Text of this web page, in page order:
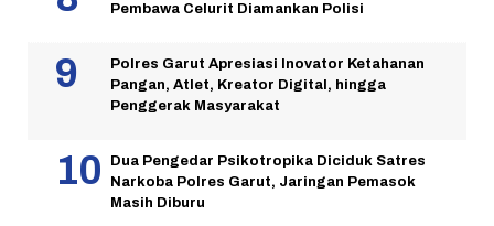
Pembawa Celurit Diamankan Polisi
Polres Garut Apresiasi Inovator Ketahanan
Pangan, Atlet, Kreator Digital, hingga
Penggerak Masyarakat
Dua Pengedar Psikotropika Diciduk Satres
Narkoba Polres Garut, Jaringan Pemasok
Masih Diburu